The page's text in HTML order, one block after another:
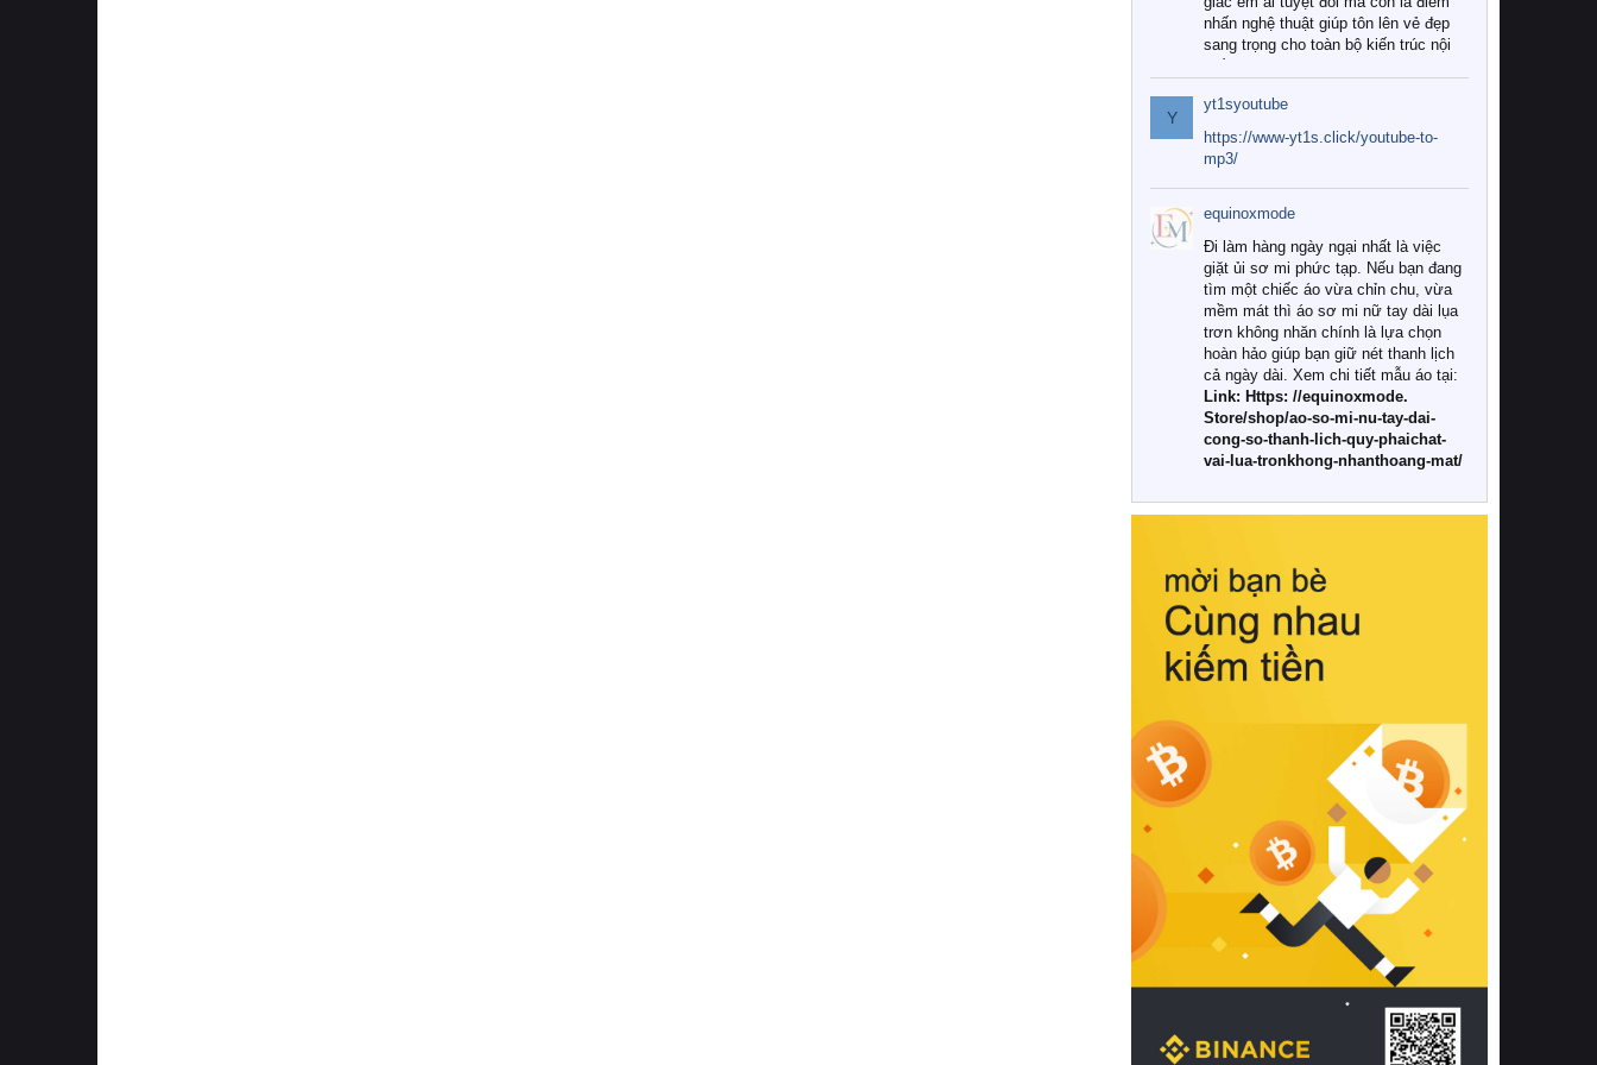
nhấn nghệ thuật giúp tôn lên vẻ đẹp
sang trọng cho toàn bộ kiến trúc nội
Tuy nhiên, giữa thị trường đa dạng
với vô vàn thương hiệu và mẫu mã
như hiện nay, làm thế nào để chọn
được những bộ chăn ga gối đệm cao
cấp thực sự chất lượng, phù hợp với
khí hậu và nhu cầu sử dụng của gia
đình? Hãy cùng chúng tôi đi tìm lời
giải đáp chi tiết qua bài viết dưới đây.
1. Tại sao các gia đình hiện đại lại ưa
chuộng chăn ga gối đệm cao cấp?
Khác với các dòng sản phẩm thông
thường, những bộ chăn ga gối đệm
cao cấp trải qua quy trình sản xuất
nghiêm ngặt từ khâu chọn lọc nguyên
liệu tự nhiên đến công nghệ dệt
nhuộm hiện đại không chứa hóa chất
này, bạn sẽ cảm nhận rõ rệt sự khác
hồi chuẩn xác của phần đệm nâng đỡ
cột sống.
Bên cạnh đó, việc lựa chọn các dòng
sản phẩm đạt chuẩn chất lượng quốc
tế còn giúp ngăn ngừa tình trạng kích
khuẩn và nấm mốc trong điều kiện
thời tiết nóng ẩm. Bạn có thể tìm hiểu
thêm các nghiên cứu khoa học về tác
động của giấc ngủ và môi trường
phòng ngủ đối với sức khỏe con
người tại Sleep Foundation (External
Link) để có cái nhìn toàn diện hơn.
2. Các tiêu chí vàng khi lựa chọn
chăn ga gối đệm cao cấp cho phòng
ngủ
Để sở hữu một bộ chăn ga gối đệm
cao cấp hoàn hảo cả về thẩm mỹ lẫn
công năng, người tiêu dùng cần cân
nhắc kỹ lưỡng các tiêu chí quan trọng
Y
yt1syoutube
https://www-yt1s.click/youtube-to-
mp3/
equinoxmode
Đi làm hàng ngày ngại nhất là việc
giặt ủi sơ mi phức tạp. Nếu bạn đang
tìm một chiếc áo vừa chỉn chu, vừa
mềm mát thì áo sơ mi nữ tay dài lụa
trơn không nhăn chính là lựa chọn
hoàn hảo giúp bạn giữ nét thanh lịch
cả ngày dài. Xem chi tiết mẫu áo tại:
Link: Https: //equinoxmode.
Store/shop/ao-so-mi-nu-tay-dai-
cong-so-thanh-lich-quy-phaichat-
vai-lua-tronkhong-nhanthoang-mat/